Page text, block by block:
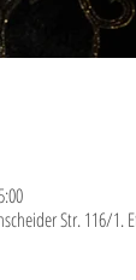
Str. 116/1.